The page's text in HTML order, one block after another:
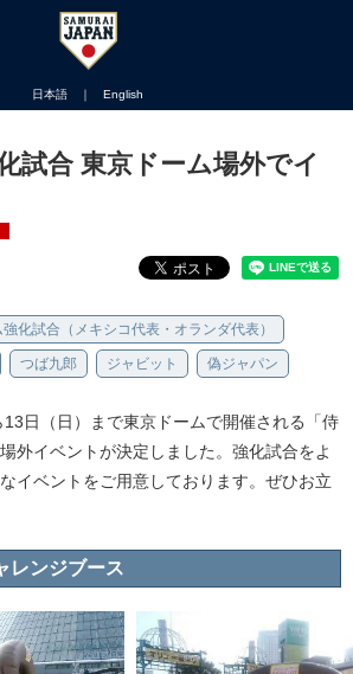
日本語 ｜ English
試合 東京ドーム場外でイ
化試合（メキシコ代表・オランダ代表）
つば九郎 ジャビット 偽ジャパン
日（日）まで東京ドームで開催される「侍
外イベントが決定しました。強化試合をよ
イベントをご用意しております。ぜひお立
レンジブース